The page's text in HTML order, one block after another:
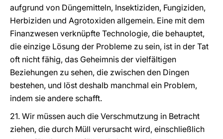
aufgrund von Düngemitteln, Insektiziden, Fungiziden,
Herbiziden und Agrotoxiden allgemein. Eine mit dem
Finanzwesen verknüpfte Technologie, die behauptet,
die einzige Lösung der Probleme zu sein, ist in der Tat
oft nicht fähig, das Geheimnis der vielfältigen
Beziehungen zu sehen, die zwischen den Dingen
bestehen, und löst deshalb manchmal ein Problem,
indem sie andere schafft.
21. Wir müssen auch die Verschmutzung in Betracht
ziehen, die durch Müll verursacht wird, einschließlich